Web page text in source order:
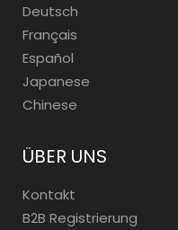
Deutsch
Français
Español
Japanese
Chinese
ÜBER UNS
Kontakt
B2B Registrierung